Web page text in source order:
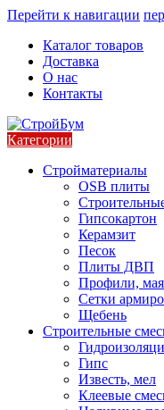
Перейти к навигации
Каталог товаров
Доставка
О нас
Контакты
Категории
Стройматериалы
OSB плиты
Гипсокартон
Керамзит
Песок
Плиты ДВП
Профили,
Сетки
Щебень
Строительные
Гипс
Известь, мел
Клеевые